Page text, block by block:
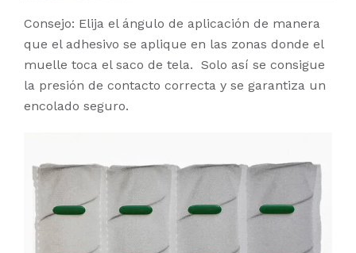
Consejo: Elija el ángulo de aplicación de manera
que el adhesivo se aplique en las zonas donde el
muelle toca el saco de tela. Solo así se consigue
la presión de contacto correcta y se garantiza un
encolado seguro.